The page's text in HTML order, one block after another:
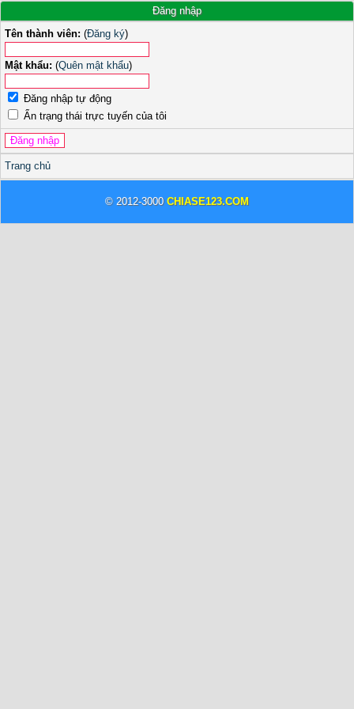
Đăng nhập
Tên thành viên: (Đăng ký)
Mật khẩu: (Quên mật khẩu)
Đăng nhập tự động
Ẩn trạng thái trực tuyến của tôi
Trang chủ
© 2012-3000 CHIASE123.COM